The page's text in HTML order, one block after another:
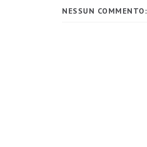
NESSUN COMMENTO: